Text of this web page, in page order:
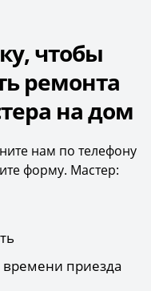
чтобы
ремонта
на дом
нам по телефону
форму. Мастер:
времени приезда